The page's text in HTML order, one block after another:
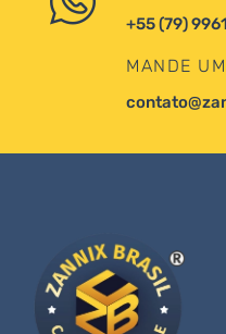
+55 (79)
MANDE